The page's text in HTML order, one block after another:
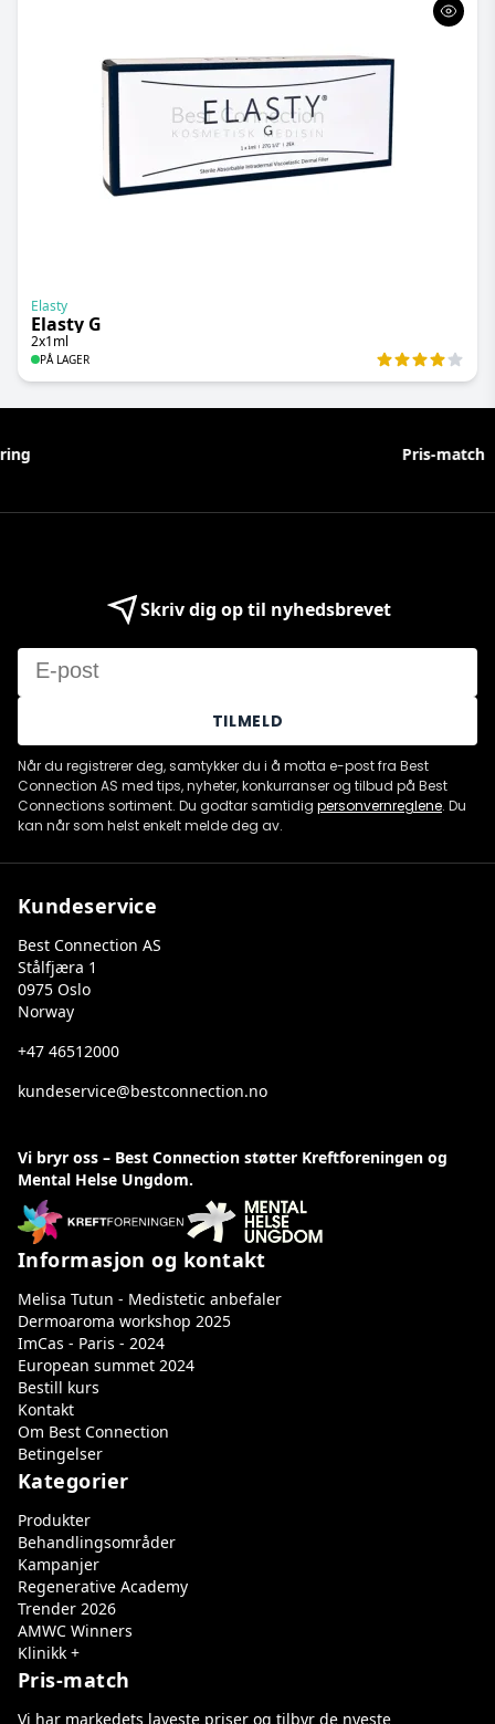
Elasty
Elasty G
2x1ml
PÅ LAGER
Skriv dig op til nyhedsbrevet
Email
TILMELD
Når du registrerer deg, samtykker du i å motta e-post fra Best
Connection AS med tips, nyheter, konkurranser og tilbud på Best
Connections sortiment. Du godtar samtidig personvernreglene. Du
kan når som helst enkelt melde deg av.
Kundeservice
Best Connection AS
Stålfjæra 1
0975 Oslo
Norway
+47 46512000
kundeservice@bestconnection.no
Vi bryr oss – Best Connection støtter Kreftforeningen og
Mental Helse Ungdom.
Informasjon og kontakt
Melisa Tutun - Medistetic anbefaler
Dermoaroma workshop 2025
ImCas - Paris - 2024
European summet 2024
Bestill kurs
Kontakt
Om Best Connection
Betingelser
Kategorier
Produkter
Behandlingsområder
Kampanjer
Regenerative Academy
Trender 2026
AMWC Winners
Klinikk +
Pris-match
Vi har markedets laveste priser og tilbyr de nyeste